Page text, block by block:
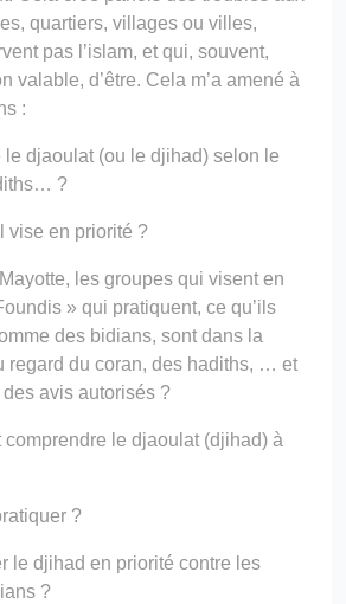
quartiers, villages ou villes,
pas l’islam, et qui, souvent,
valable, d’être. Cela m’a amené à
:
le djaoulat (ou le djihad) selon le
?
vise en priorité ?
les groupes qui visent en
» qui pratiquent, ce qu’ils
des bidians, sont dans la
regard du coran, des hadiths, … et
avis autorisés ?
comprendre le djaoulat (djihad) à
?
le djihad en priorité contre les
?